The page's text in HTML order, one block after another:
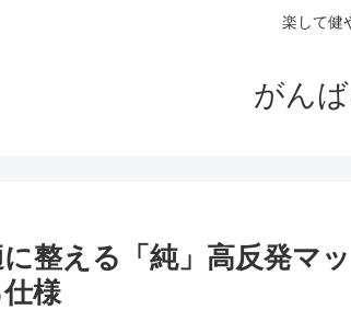
楽して健
がん
整える「純」高反発マ
様